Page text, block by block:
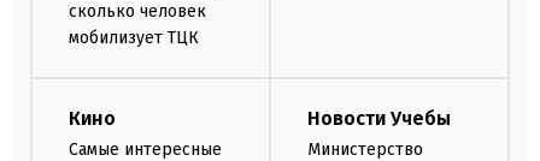
сколько человек
мобилизует ТЦК
Кино
Самые интересные
Новости Учебы
Министерство